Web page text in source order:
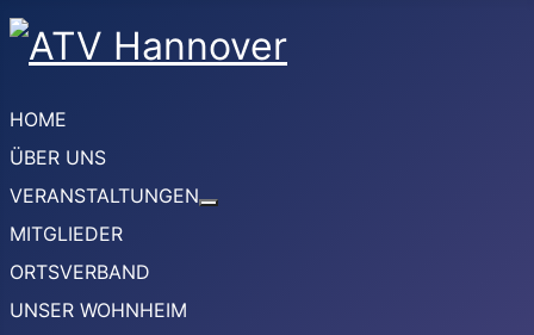
HOME
ÜBER UNS
VERANSTALTUNGEN
MITGLIEDER
ORTSVERBAND
UNSER WOHNHEIM